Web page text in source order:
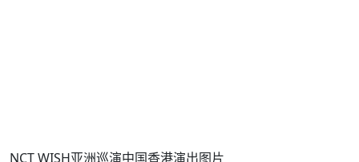
NCT WISH亚洲巡演中国香港演出图片